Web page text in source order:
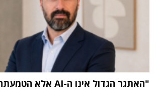
"האתגר הגדול אינו ה-AI אלא הטמעתה בארגון"